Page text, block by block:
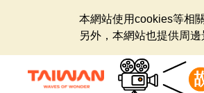
本網站使用cookies等相
另外，本網站也提供周